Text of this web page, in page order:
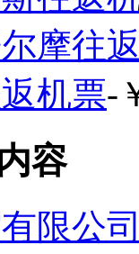
摩往
机票-
容
限公